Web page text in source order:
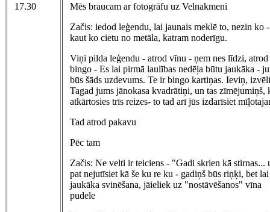
17.30
Mēs braucam ar fotogrāfu uz Velnakmeni
Začis: iedod leģendu, lai jaunais meklē to, nezin ko -
kaut ko cietu no metāla, katram noderīgu.
Viņi pilda leģendu - atrod vīnu - ņem nes līdzi, atrod
bingo - Es lai pirmā laulības nedēļa būtu jaukāka -
būs šāds uzdevums. Te ir bingo kartiņas. Ieviņ,
Tagad jums jānokasa kvadrātiņi, un tas zīmējumiņš,
atkārtosies trīs reizes- to tad arī jūs izdarīsiet
Tad atrod pakavu
Pēc tam
Začis: Ne velti ir teiciens - "Gadi skrien kā stirnas...
pat nejutīsiet kā še ku re ku - gadiņš būs riņķi, bet lai
jaukāka svinēšana, jāieliek uz "nostāvēšanos" vīna
pudele